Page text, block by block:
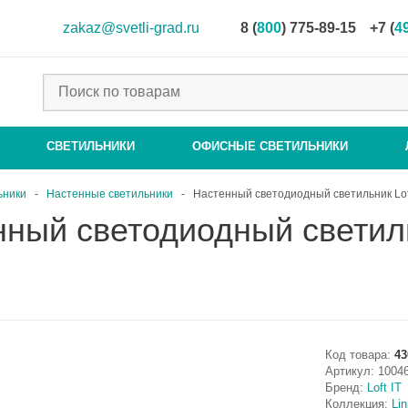
zakaz@svetli-grad.ru 8 (800) 775-89-15 +7 (
СВЕТИЛЬНИКИ ОФИСНЫЕ СВЕТИЛЬНИКИ
- Настенные светильники - Настенный светодиодный светильник
светодиодный
Код товара:
Артикул:
Бренд: Loft IT
Коллекция: